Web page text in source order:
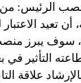
لمنصب الرئيس:
أن تعيد
سوف يبرز
التأثير
علاقة